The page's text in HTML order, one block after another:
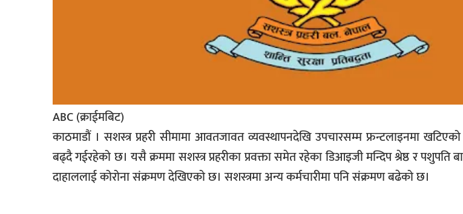
ABC (क्राईमबिट)
काठमाडौं । सशस्त्र प्रहरी सीमामा आवतजावत व्यवस्थापनदेखि उपचारसम्म फ्रन्टलाइनमा
बढ्दै गईरहेको छ। यसै क्रममा सशस्त्र प्रहरीका प्रवक्ता समेत रहेका डिआइजी मन्दिप श्रेष्ठ र पशुपति
दाहाललाई कोरोना संक्रमण देखिएको छ। सशस्त्रमा अन्य कर्मचारीमा पनि संक्रमण बढेको छ।